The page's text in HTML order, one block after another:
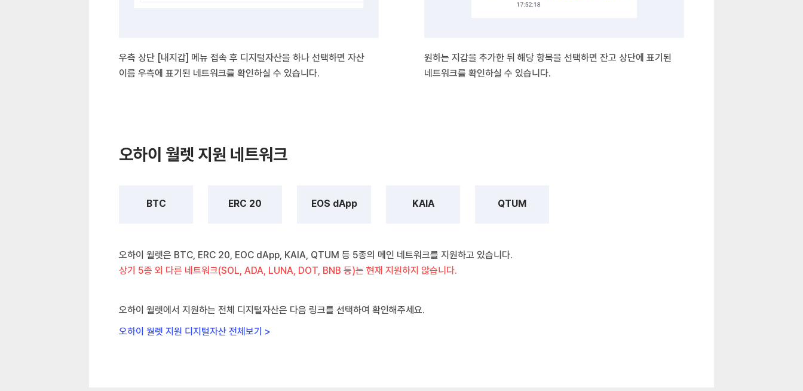
우측 상단 [내지갑] 메뉴 접속 후 디지털자산을 하나 선택하면 자산
이름 우측에 표기된 네트워크를 확인하실 수 있습니다.
원하는 지갑을 추가한 뒤 해당 항목을 선택하면 잔고 상단에 표기된
네트워크를 확인하실 수 있습니다.
오하이 월렛 지원 네트워크
BTC ERC 20 EOS dApp KAIA QTUM
오하이 월렛은 BTC, ERC 20, EOC dApp, KAIA, QTUM 등 5종의 메인 네트워크를 지원하고 있습니다.
상기 5종 외 다른 네트워크(SOL, ADA, LUNA, DOT, BNB 등)는 현재 지원하지 않습니다.
오하이 월렛에서 지원하는 전체 디지털자산은 다음 링크를 선택하여 확인해주세요.
오하이 월렛 지원 디지털자산 전체보기 >